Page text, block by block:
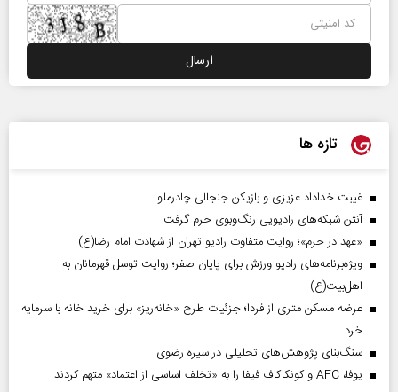
تازه ها
غیبت خداداد عزیزی و بازیکن جنجالی چادرملو
آنتن شبکه‌های رادیویی رنگ‌وبوی حرم گرفت
«عهد در حرم»؛ روایت متفاوت رادیو تهران از شهادت امام رضا(ع)
ویژه‌برنامه‌های رادیو ورزش برای پایان صفر؛ روایت توسل قهرمانان به
اهل‌بیت(ع)
عرضه مسکن متری از فردا؛ جزئیات طرح «خانه‌ریز» برای خرید خانه با سرمایه
خرد
سنگ‌بنای پژوهش‌های تحلیلی در سیره رضوی
یوفا، AFC و کونکاکاف فیفا را به «تخلف اساسی از اعتماد» متهم کردند